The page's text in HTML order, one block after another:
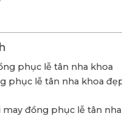
phục lễ tân nha khoa
phục lễ tân nha khoa
may đồng phục lễ tân